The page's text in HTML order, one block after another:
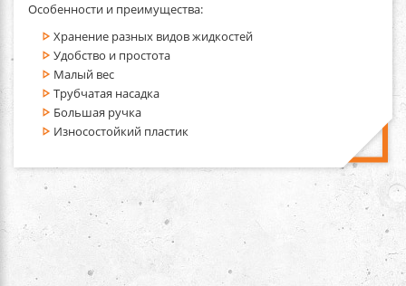
Особенности и преимущества:
Хранение разных видов жидкостей
Удобство и простота
Малый вес
Трубчатая насадка
Большая ручка
Износостойкий пластик